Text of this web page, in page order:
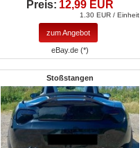
Preis: 12,99 EUR
1.30 EUR / Einheit
zum Angebot
eBay.de (*)
Stoßstangen